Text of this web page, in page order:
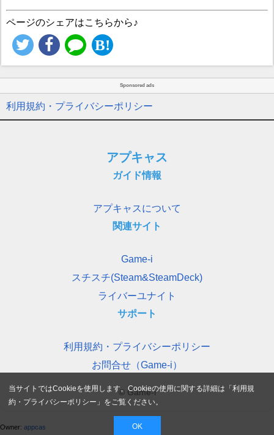
ページのシェアはこちらから♪
Sponsored ads
利用規約・プライバシーポリシー
アプキャス
ガイド情報
アプキャスについて
関連サイト
Game-i
スチスチ(Steam&SteamDeck)
ライバーユナイト
サポート
利用規約・プライバシーポリシー
お問合せ（Game-i）
© Game-i
Owner: appcas
当サイトではCookieを使用します。Cookieの使用に関する詳細は「利用規
約・プライバシーポリシー 」をご覧ください。
OK